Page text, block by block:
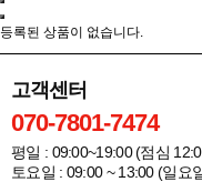
등록된 상품이 없습니다.
고객센터
070-7801-7474
평일 : 09:00~19:00 (점심
토요일 : 09:00 ~ 13:00 (일요